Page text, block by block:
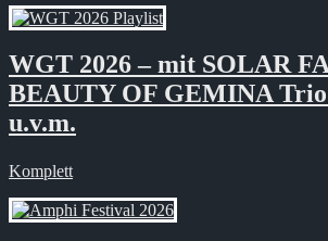
WGT 2026 – mit SOLAR
BEAUTY OF GEMINA
u.v.m.
Komplett